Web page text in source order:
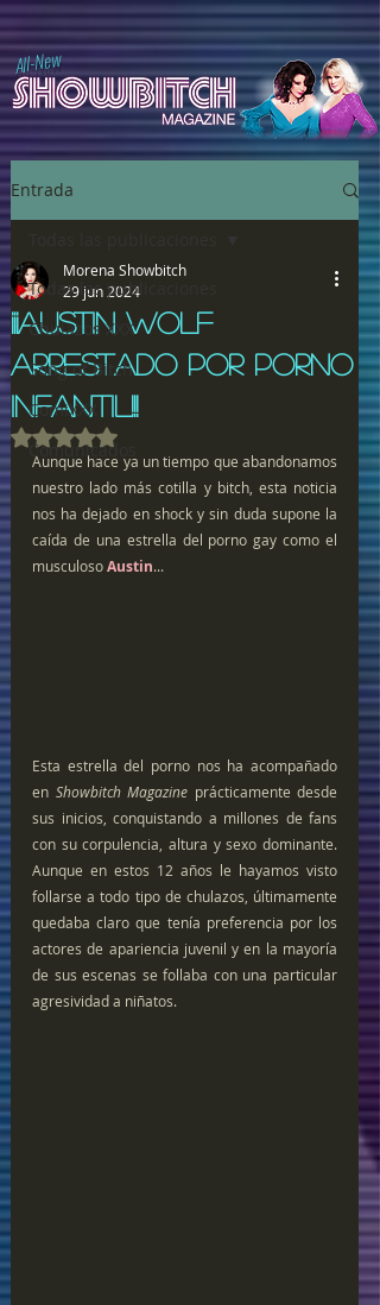
All-New
Entrada
Todas las publicaciones
Chulazos XXX
Song of Bitch
ComiXXX
Comunicados
¡¡¡AUSTIN WOLF
ARRESTADO POR PORNO
INFANTIL!!!
Morena Showbitch
29 jun 2024
Obtuvo NaN de 5 estrellas.
Aunque hace ya un tiempo que abandonamos
nuestro lado más cotilla y bitch, esta noticia
nos ha dejado en shock y sin duda supone la
caída de una estrella del porno gay como el
musculoso Austin...
Esta estrella del porno nos ha acompañado
en Showbitch Magazine prácticamente desde
sus inicios, conquistando a millones de fans
con su corpulencia, altura y sexo dominante.
Aunque en estos 12 años le hayamos visto
follarse a todo tipo de chulazos, últimamente
quedaba claro que tenía preferencia por los
actores de apariencia juvenil y en la mayoría
de sus escenas se follaba con una particular
agresividad a niñatos.